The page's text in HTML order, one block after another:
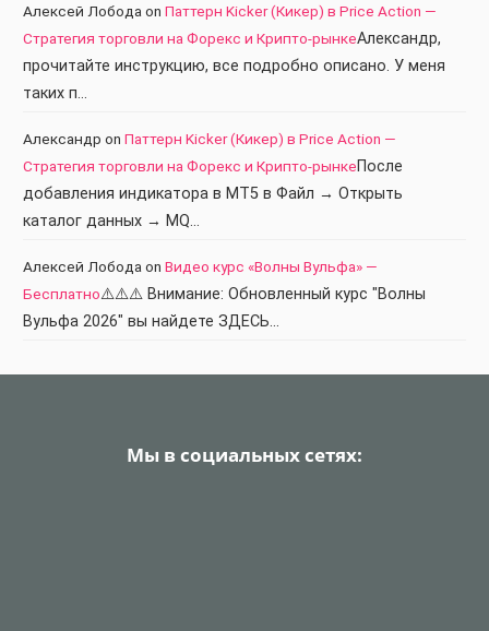
Алексей Лобода on Паттерн Kicker (Кикер) в Price Action —
Стратегия торговли на Форекс и Крипто-рынкеАлександр,
прочитайте инструкцию, все подробно описано. У меня
таких п…
Александр on Паттерн Kicker (Кикер) в Price Action —
Стратегия торговли на Форекс и Крипто-рынкеПосле
добавления индикатора в МТ5 в Файл → Открыть
каталог данных → MQ…
Алексей Лобода on Видео курс «Волны Вульфа» —
Бесплатно⚠️⚠️⚠️ Внимание: Обновленный курс "Волны
Вульфа 2026" вы найдете ЗДЕСЬ…
Мы в социальных сетях: